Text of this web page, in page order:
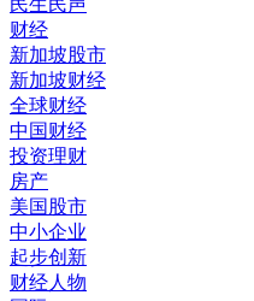
民生民声
财经
新加坡股市
新加坡财经
全球财经
中国财经
投资理财
房产
美国股市
中小企业
起步创新
财经人物